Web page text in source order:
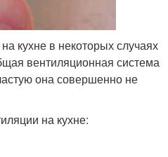
кухне в некоторых случаях
вентиляционная система
она совершенно не
на кухне: